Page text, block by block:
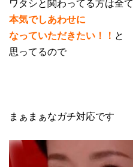
ワタシと関わってる方は全て
本気でしあわせに
なっていただきたい！！ と
思ってるので
まぁまぁなガチ対応です